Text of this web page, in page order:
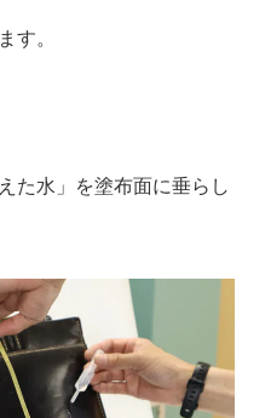
す。
た水」を塗布面に垂らし